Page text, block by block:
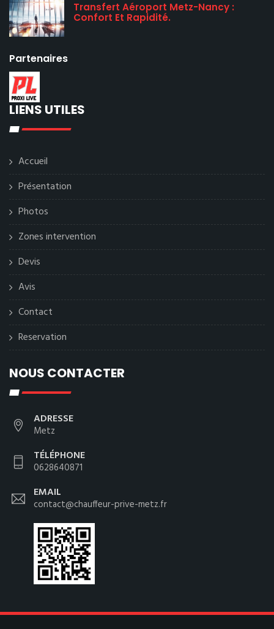
Transfert Aéroport Metz-Nancy :
Confort Et Rapidité.
Partenaires
LIENS UTILES
Accueil
Présentation
Photos
Zones intervention
Devis
Avis
Contact
Reservation
NOUS CONTACTER
ADRESSE
Metz
TÉLÉPHONE
0628640871
EMAIL
contact@chauffeur-prive-metz.fr